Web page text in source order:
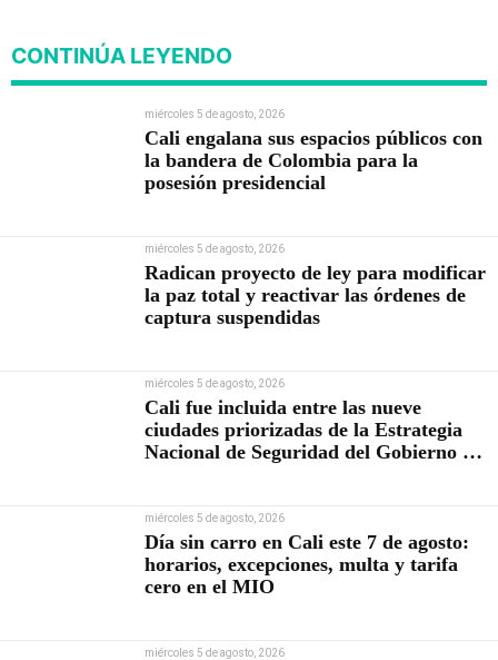
CONTINÚA LEYENDO
miércoles 5 de agosto, 2026
Cali engalana sus espacios públicos con
la bandera de Colombia para la
posesión presidencial
miércoles 5 de agosto, 2026
Radican proyecto de ley para modificar
la paz total y reactivar las órdenes de
captura suspendidas
miércoles 5 de agosto, 2026
Cali fue incluida entre las nueve
ciudades priorizadas de la Estrategia
Nacional de Seguridad del Gobierno de
miércoles 5 de agosto, 2026
Día sin carro en Cali este 7 de agosto:
horarios, excepciones, multa y tarifa
cero en el MIO
miércoles 5 de agosto, 2026